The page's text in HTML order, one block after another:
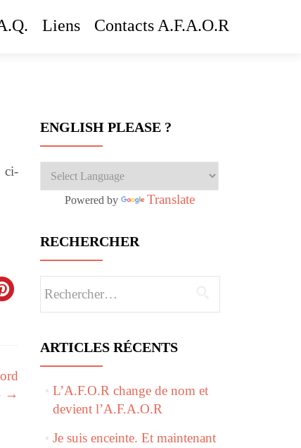
Liens Contacts A.F.A.O.R
ci-
→
ENGLISH PLEASE ?
Powered by Translate
RECHERCHER
ARTICLES RÉCENTS
L’A.F.O.R change de nom et
devient l’A.F.A.O.R
Je suis enceinte. Et maintenant